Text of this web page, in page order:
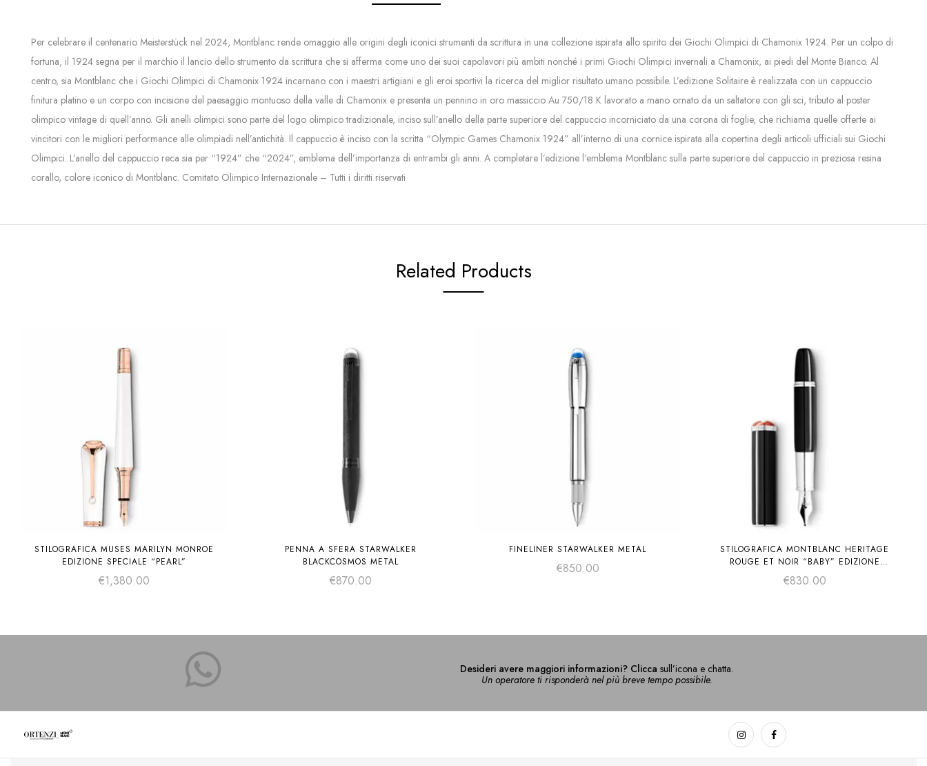
Per celebrare il centenario Meisterstück nel 2024, Montblanc rende omaggio alle origini degli iconici strumenti da scrittura in una collezione ispirata allo spirito dei Giochi Olimpici di Chamonix 1924. Per un colpo di
fortuna, il 1924 segna per il marchio il lancio dello strumento da scrittura che si afferma come uno dei suoi capolavori più ambiti nonché i primi Giochi Olimpici invernali a Chamonix, ai piedi del Monte Bianco. Al
centro, sia Montblanc che i Giochi Olimpici di Chamonix 1924 incarnano con i maestri artigiani e gli eroi sportivi la ricerca del miglior risultato umano possibile. L’edizione Solitaire è realizzata con un cappuccio
finitura platino e un corpo con incisione del paesaggio montuoso della valle di Chamonix e presenta un pennino in oro massiccio Au 750/18 K lavorato a mano ornato da un saltatore con gli sci, tributo al poster
olimpico vintage di quell’anno. Gli anelli olimpici sono parte del logo olimpico tradizionale, inciso sull’anello della parte superiore del cappuccio incorniciato da una corona di foglie, che richiama quelle offerte ai
vincitori con le migliori performance alle olimpiadi nell’antichità. Il cappuccio è inciso con la scritta “Olympic Games Chamonix 1924” all’interno di una cornice ispirata alla copertina degli articoli ufficiali sui Giochi
Olimpici. L’anello del cappuccio reca sia per “1924” che “2024”, emblema dell’importanza di entrambi gli anni. A completare l’edizione l’emblema Montblanc sulla parte superiore del cappuccio in preziosa resina
corallo, colore iconico di Montblanc. Comitato Olimpico Internazionale – Tutti i diritti riservati
Related Products
STILOGRAFICA MUSES MARILYN MONROE
EDIZIONE SPECIALE “PEARL”
€1,380.00
PENNA A SFERA STARWALKER
BLACKCOSMOS METAL
€870.00
FINELINER STARWALKER METAL
€850.00
STILOGRAFICA MONTBLANC HERITAGE
ROUGE ET NOIR “BABY” EDIZIONE
SPECIALE NERA M
€830.00
Desideri avere maggiori informazioni? Clicca sull’icona e chatta.
Un operatore ti risponderà nel più breve tempo possibile.